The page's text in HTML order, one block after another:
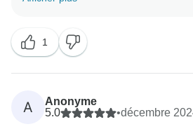
commentaires sont vraiment
1
A
Anonyme
5.0
•décembre